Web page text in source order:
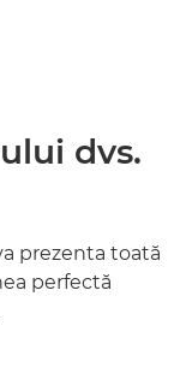
dvs.
prezenta toată
perfectă